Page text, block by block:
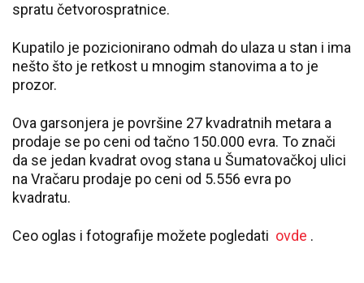
spratu četvorospratnice.
Kupatilo je pozicionirano odmah do ulaza u stan i ima
nešto što je retkost u mnogim stanovima a to je
prozor.
Ova garsonjera je površine 27 kvadratnih metara a
prodaje se po ceni od tačno 150.000 evra. To znači
da se jedan kvadrat ovog stana u Šumatovačkoj ulici
na Vračaru prodaje po ceni od 5.556 evra po
kvadratu.
Ceo oglas i fotografije možete pogledati ovde .